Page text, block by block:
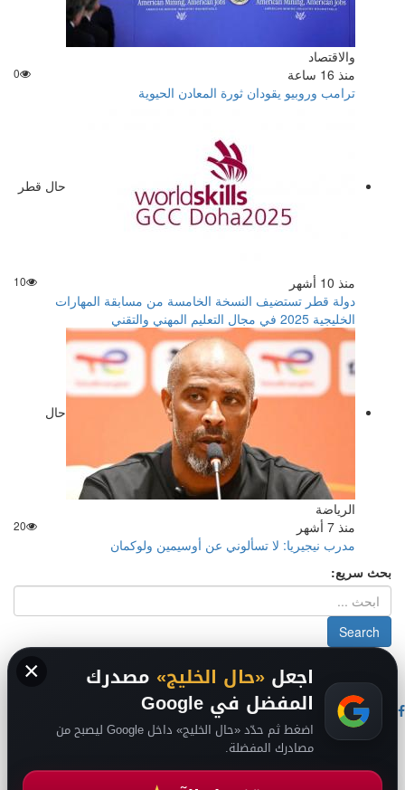
والاقتصاد
منذ 16 ساعة
0
ترامب وروبيو يقودان ثورة المعادن الحيوية
حال قطر
منذ 10 أشهر 10
دولة قطر تستضيف النسخة الخامسة من مسابقة المهارات
الخليجية 2025 في مجال التعليم المهني والتقني
حال
الرياضة
منذ 7 أشهر
20
مدرب نيجيريا: لا تسألوني عن أوسيمين ولوكمان
بحث سريع:
2026
حال السعودية
حال الإمارات
× اجعل «حال الخليج» مصدرك
المفضل في Google
اضغط ثم حدّد «حال الخليج» داخل Google ليصبح من
مصادرك المفضلة.